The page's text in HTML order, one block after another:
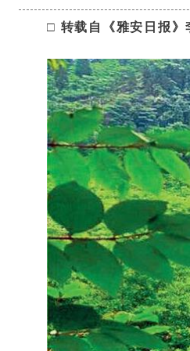
□ 转载自《雅安日报